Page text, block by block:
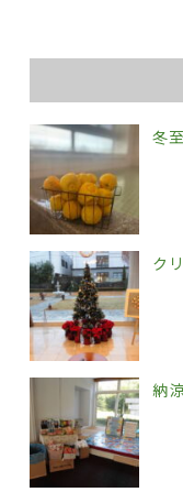
冬至
ク
納